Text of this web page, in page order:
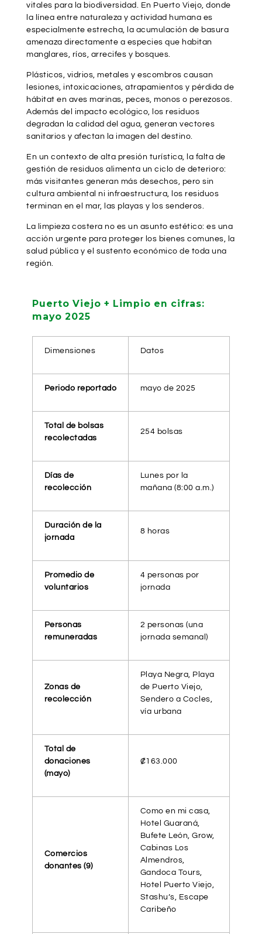
vitales para la biodiversidad. En Puerto Viejo, donde
la línea entre naturaleza y actividad humana es
especialmente estrecha, la acumulación de basura
amenaza directamente a especies que habitan
manglares, ríos, arrecifes y bosques.
Plásticos, vidrios, metales y escombros causan
lesiones, intoxicaciones, atrapamientos y pérdida de
hábitat en aves marinas, peces, monos o perezosos.
Además del impacto ecológico, los residuos
degradan la calidad del agua, generan vectores
sanitarios y afectan la imagen del destino.
En un contexto de alta presión turística, la falta de
gestión de residuos alimenta un ciclo de deterioro:
más visitantes generan más desechos, pero sin
cultura ambiental ni infraestructura, los residuos
terminan en el mar, las playas y los senderos.
La limpieza costera no es un asunto estético: es una
acción urgente para proteger los bienes comunes, la
salud pública y el sustento económico de toda una
región.
Puerto Viejo + Limpio en cifras:
mayo 2025
Dimensiones Datos
Periodo reportado mayo de 2025
Total de bolsas
recolectadas
254 bolsas
Días de
recolección
Lunes por la
mañana (8:00 a.m.)
Duración de la
jornada
8 horas
Promedio de
voluntarios
4 personas por
jornada
Personas
remuneradas
2 personas (una
jornada semanal)
Zonas de
recolección
Playa Negra, Playa
de Puerto Viejo,
Sendero a Cocles,
vía urbana
Total de
donaciones
(mayo)
₡163.000
Comercios
donantes (9)
Como en mi casa,
Hotel Guaraná,
Bufete León, Grow,
Cabinas Los
Almendros,
Gandoca Tours,
Hotel Puerto Viejo,
Stashu’s, Escape
Caribeño